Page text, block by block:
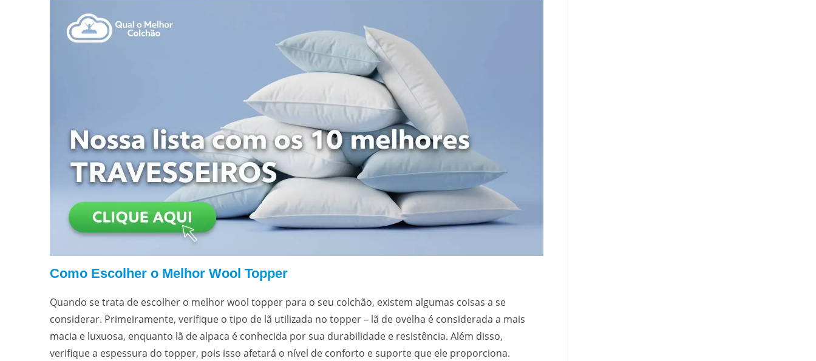
Como Escolher o Melhor Wool Topper
Quando se trata de escolher o melhor wool topper para o seu colchão, existem algumas coisas a se
considerar. Primeiramente, verifique o tipo de lã utilizada no topper – lã de ovelha é considerada a mais
macia e luxuosa, enquanto lã de alpaca é conhecida por sua durabilidade e resistência. Além disso,
verifique a espessura do topper, pois isso afetará o nível de conforto e suporte que ele proporciona.